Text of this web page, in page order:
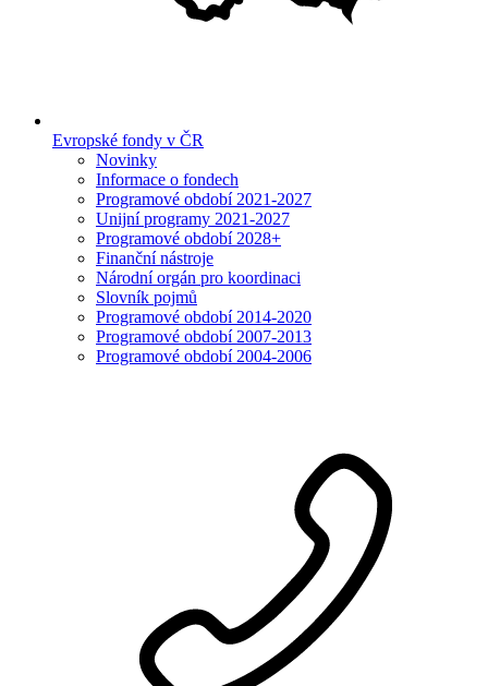
Evropské fondy v ČR
Novinky
Informace o fondech
Programové období 2021-2027
Unijní programy 2021-2027
Programové období 2028+
Finanční nástroje
Národní orgán pro koordinaci
Slovník pojmů
Programové období 2014-2020
Programové období 2007-2013
Programové období 2004-2006